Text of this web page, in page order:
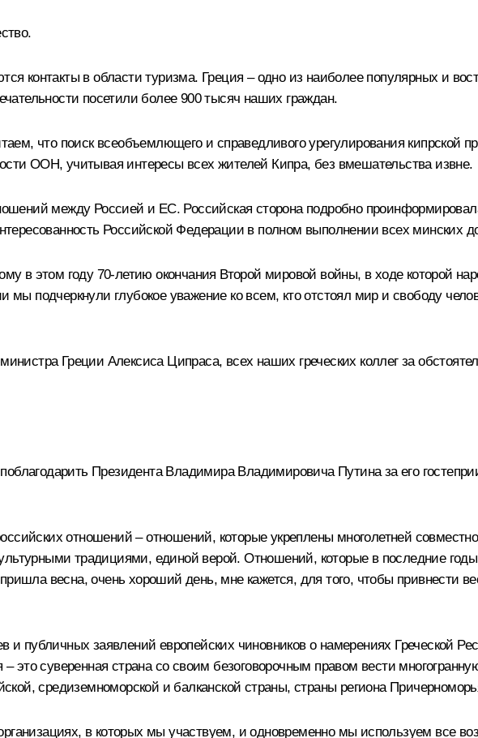
контакты в области туризма. Греция – одно из наиболее популярных и
посетили более 900 тысяч наших граждан.
что поиск всеобъемлющего и справедливого урегулирования кипрской
ООН, учитывая интересы всех жителей Кипра, без вмешательства извне.
между Россией и ЕС. Российская сторона подробно
Российской Федерации в полном выполнении всех минских
в этом году 70-летию окончания Второй мировой войны, в ходе которой
подчеркнули глубокое уважение ко всем, кто отстоял мир и свободу
Греции Алексиса Ципраса, всех наших греческих коллег за
Президента Владимира Владимировича Путина за его
отношений – отношений, которые укреплены многолетней
традициями, единой верой. Отношений, которые в последние
весна, очень хороший день, мне кажется, для того, чтобы привнести
публичных заявлений европейских чиновников о намерениях Греческой
это суверенная страна со своим безоговорочным правом вести
средиземноморской и балканской страны, страны региона
в которых мы участвуем, и одновременно мы используем все